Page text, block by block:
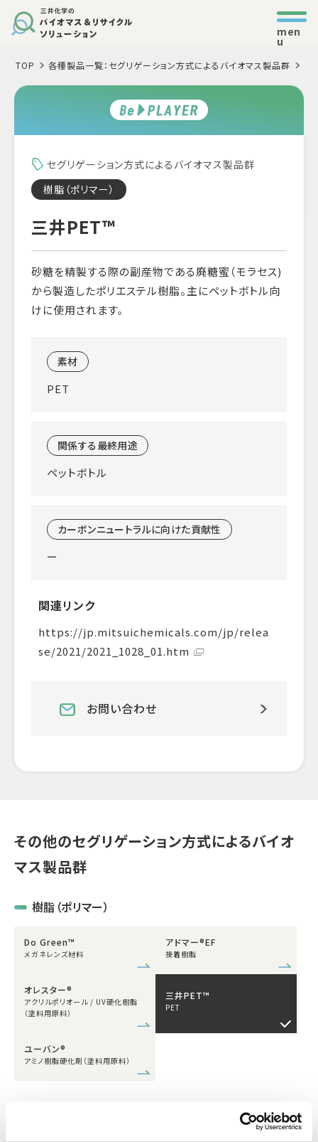
men
u
TOP 各種製品一覧：セグリゲーション方式によるバイオマス製品群
セグリゲーション方式によるバイオマス製品群
樹脂（ポリマー）
三井PET™
砂糖を精製する際の副産物である廃糖蜜（モラセス)
から製造したポリエステル樹脂。主にペットボトル向
けに使用されます。
素材
PET
関係する最終用途
ペットボトル
カーボンニュートラルに向けた貢献性
ー
関連リンク
https://jp.mitsuichemicals.com/jp/relea
se/2021/2021_1028_01.htm
お問い合わせ
その他のセグリゲーション方式によるバイオ
マス製品群
樹脂（ポリマー）
Do Green™
メガネレンズ材料
アドマー®EF
接着樹脂
オレスター®
アクリルポリオール / UV硬化樹脂
（塗料用原料）
三井PET™
PET
ユーバン®
アミノ樹脂硬化剤（塗料用原料）